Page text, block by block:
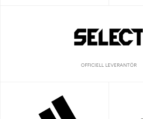
OFFICIELL LEVERANTÖR